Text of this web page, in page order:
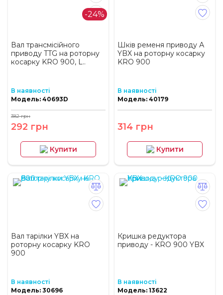
-24%
Вал трансмісійного
приводу TTG на роторну
косарку KRO 900, L..
В наявності
Модель: 40693D
292 грн
382 грн
Купити
Шків ременя приводу А
YBX на роторну косарку
KRO 900
В наявності
Модель: 40179
314 грн
Купити
Вал тарілки YBX на
роторну косарку KRO
900
В наявності
Модель: 30696
Кришка редуктора
приводу - KRO 900 YBX
В наявності
Модель: 13622